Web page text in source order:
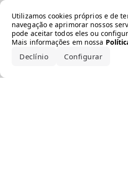
Utilizamos cookies próprios e de
navegação e aprimorar nossos
pode aceitar todos eles ou
Mais informações em nossa
Declínio Configurar
Error loading